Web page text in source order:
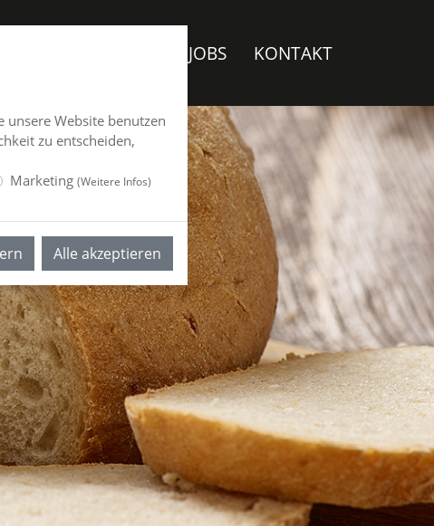
JOBS KONTAKT
unsere Website benutzen
zu entscheiden,
Marketing (Weitere Infos)
Alle akzeptieren